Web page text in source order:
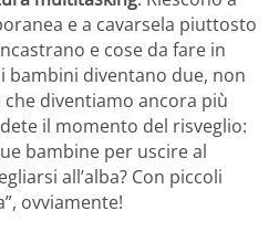
e a cavarsela piuttosto
e cose da fare in
bambini diventano due, non
diventiamo ancora più
il momento del risveglio:
bambine per uscire al
all’alba? Con piccoli
ovviamente!